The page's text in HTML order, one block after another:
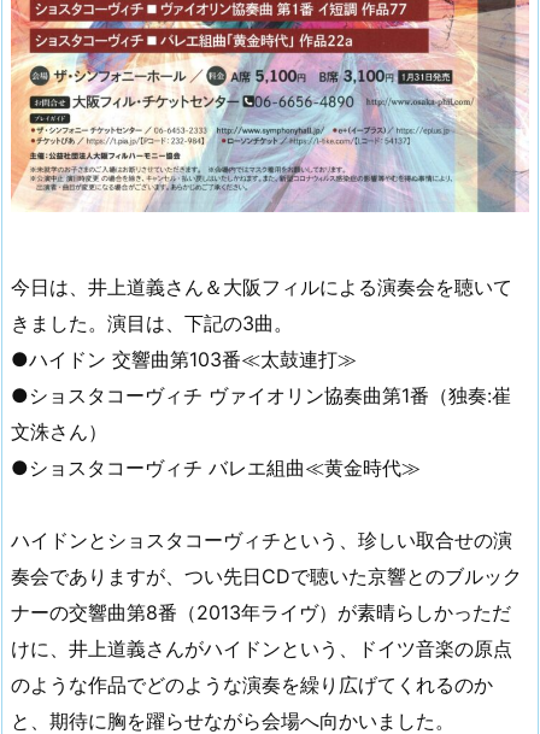
今日は、井上道義さん＆大阪フィルによる演奏会を聴いて
きました。演目は、下記の3曲。
●ハイドン 交響曲第103番≪太鼓連打≫
●ショスタコーヴィチ ヴァイオリン協奏曲第1番（独奏:崔
文洙さん）
●ショスタコーヴィチ バレエ組曲≪黄金時代≫
ハイドンとショスタコーヴィチという、珍しい取合せの演
奏会でありますが、つい先日CDで聴いた京響とのブルック
ナーの交響曲第8番（2013年ライヴ）が素晴らしかっただ
けに、井上道義さんがハイドンという、ドイツ音楽の原点
のような作品でどのような演奏を繰り広げてくれるのか
と、期待に胸を躍らせながら会場へ向かいました。